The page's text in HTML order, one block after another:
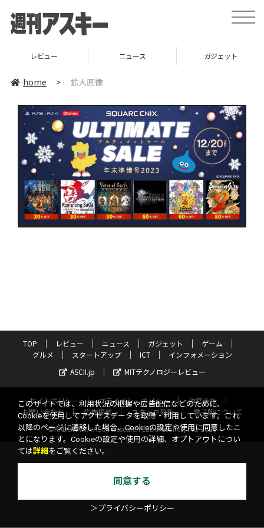
toggle
レビュー ニュース ガジェット
home > 拡大画像
TOP レビュー ニュース ガジェット
ゲーム
グルメ
スタートアップ ICT
インフォメーション
ASCII.jp
MITテクノロジーレビュー
サイトポリシー プライバシーポリシー
運営会社
お問い合わせ
広告掲載 スタッフ募集
電子版について
©KADOKAWA ASCII Research Laboratories, Inc. 2026
このサイトでは、利用状況の把握や広告配信などのために、
Cookieを使用してアクセスデータを取得・利用しています。これ
以降のページに遷移した場合、Cookieの設定や使用に同意したこ
とになります。Cookieの設定や使用の詳細、オプトアウトについ
ては詳細 をご覧ください。
同意する
＞プライバシーポリシー